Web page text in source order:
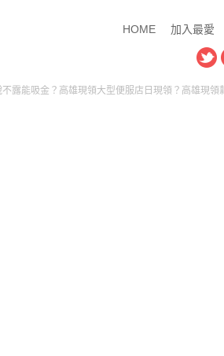
HOME 加入最愛
型便服店日現領？高雄現領薪水的工作妳